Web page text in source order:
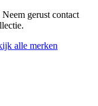
gerust contact
alle merken